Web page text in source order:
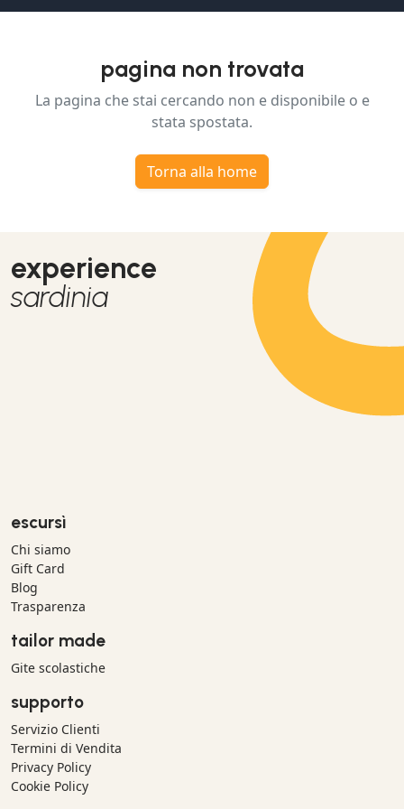
pagina non trovata
La pagina che stai cercando non e disponibile o e
stata spostata.
Torna alla home
experience
sardinia
escursì
Chi siamo
Gift Card
Blog
Trasparenza
tailor made
Gite scolastiche
supporto
Servizio Clienti
Termini di Vendita
Privacy Policy
Cookie Policy